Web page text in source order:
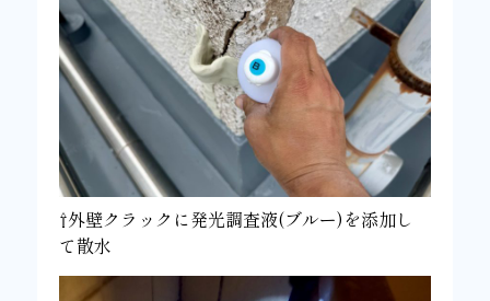
⇧外壁クラックに発光調査液(ブルー)を添加し
て散水